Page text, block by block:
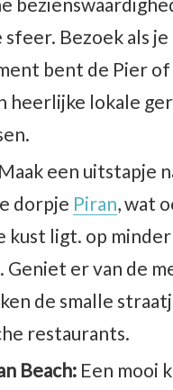
sfeer. Bezoek als
bent de Pier of
heerlijke lokale
een uitstapje
dorpje Piran, wat
kust ligt. op
Geniet er van de
de smalle
restaurants.
Beach: Een mooi